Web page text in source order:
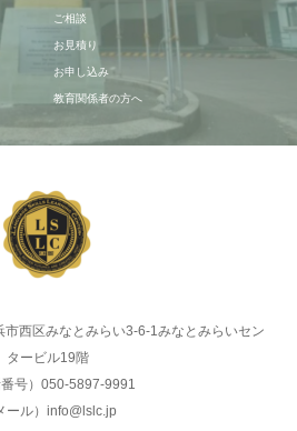
ご相談
お見積り
お申し込み
教育関係者の方へ
市西区みなとみらい3-6-1みなとみらいセン
タービル19階
番号）050-5897-9991
ール）info@lslc.jp